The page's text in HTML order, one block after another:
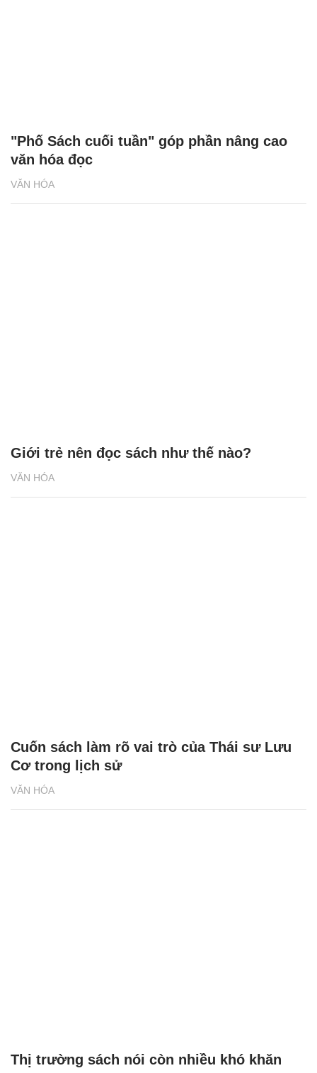
VĂN HÓA
"Phố Sách cuối tuần" góp phần nâng cao
văn hóa đọc
VĂN HÓA
Giới trẻ nên đọc sách như thế nào?
VĂN HÓA
Cuốn sách làm rõ vai trò của Thái sư Lưu
Cơ trong lịch sử
Thị trường sách nói còn nhiều khó khăn